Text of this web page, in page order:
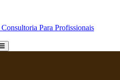
Consultoria Para Profissionais